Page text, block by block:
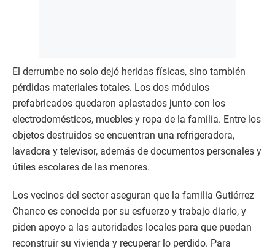
El derrumbe no solo dejó heridas físicas, sino también
pérdidas materiales totales. Los dos módulos
prefabricados quedaron aplastados junto con los
electrodomésticos, muebles y ropa de la familia. Entre los
objetos destruidos se encuentran una refrigeradora,
lavadora y televisor, además de documentos personales y
útiles escolares de las menores.
Los vecinos del sector aseguran que la familia Gutiérrez
Chanco es conocida por su esfuerzo y trabajo diario, y
piden apoyo a las autoridades locales para que puedan
reconstruir su vivienda y recuperar lo perdido. Para